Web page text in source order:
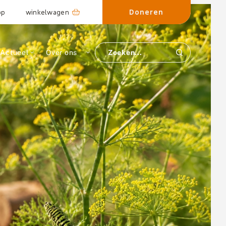
winkelwagen Doneren
Actueel Over ons